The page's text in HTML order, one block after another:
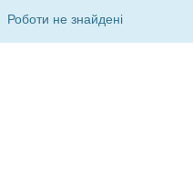
Роботи не знайдені